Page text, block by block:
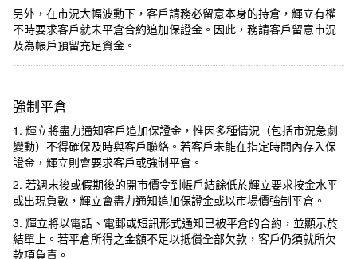
另外，在市況大幅波動下，客戶請務必留意本身的持倉，輝立有權
不時要求客戶就未平倉合約追加保證金。因此，務請客戶留意市況
及為帳戶預留充足資金。
強制平倉
1. 輝立將盡力通知客戶追加保證金，惟因多種情況（包括市況急劇
變動）不得確保及時與客戶聯絡。若客戶未能在指定時間內存入保
證金，輝立則會要求客戶或強制平倉。
2. 若週末後或假期後的開市價令到帳戶結餘低於輝立要求按金水平
或出現負數，輝立會盡力通知追加保證金或以市場價強制平倉。
3. 輝立將以電話、電郵或短訊形式通知已被平倉的合約，並顯示於
結單上。若平倉所得之金額不足以抵償全部欠款，客戶仍須就所欠
款項負責。